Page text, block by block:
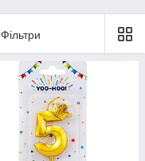
Фільтри